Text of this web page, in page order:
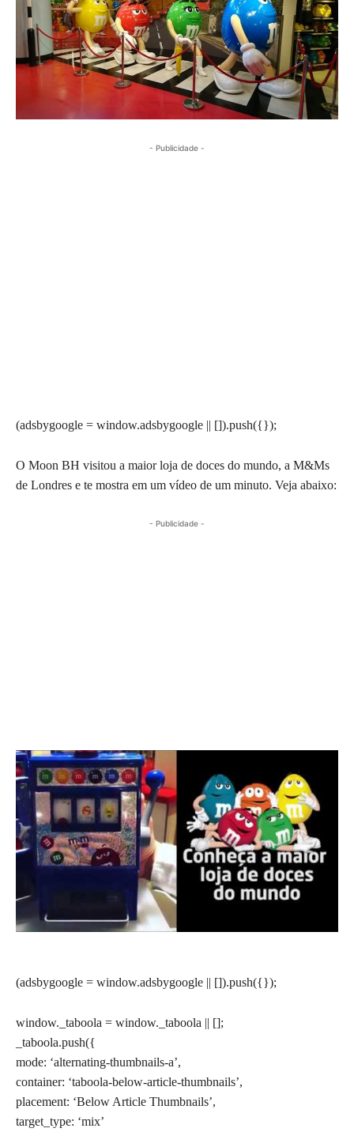
- Publicidade -
(adsbygoogle = window.adsbygoogle || []).push({});
O Moon BH visitou a maior loja de doces do mundo, a M&Ms
de Londres e te mostra em um vídeo de um minuto. Veja abaixo:
- Publicidade -
(adsbygoogle = window.adsbygoogle || []).push({});
window._taboola = window._taboola || [];
_taboola.push({
mode: ‘alternating-thumbnails-a’,
container: ‘taboola-below-article-thumbnails’,
placement: ‘Below Article Thumbnails’,
target_type: ‘mix’